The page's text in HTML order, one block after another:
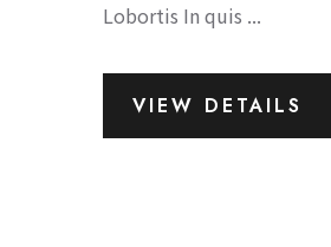
Lobortis In quis ...
VIEW DETAILS